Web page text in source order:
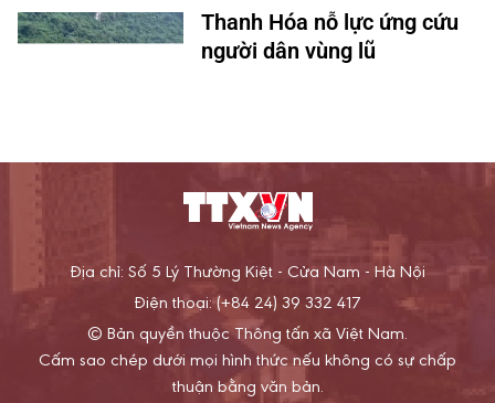
Thanh Hóa nỗ lực ứng cứu
người dân vùng lũ
Địa chỉ: Số 5 Lý Thường Kiệt - Cửa Nam - Hà Nội
Điện thoại: (+84 24) 39 332 417
© Bản quyền thuộc Thông tấn xã Việt Nam.
Cấm sao chép dưới mọi hình thức nếu không có sự chấp
thuận bằng văn bản.